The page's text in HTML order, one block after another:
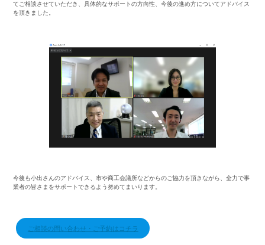
てご相談させていただき、具体的なサポートの方向性、今後の進め方についてアドバイス
を頂きました。
今後も小出さんのアドバイス、市や商工会議所などからのご協力を頂きながら、全力で事
業者の皆さまをサポートできるよう努めてまいります。
ご相談の問い合わせ・ご予約はコチラ